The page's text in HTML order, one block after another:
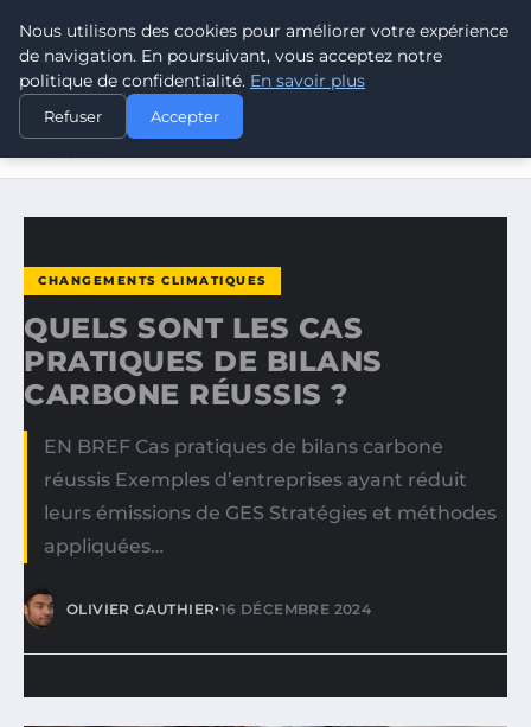
CLIMATE GUARDIAN
ACCUEIL
CHANGEMENTS CLIMATIQUES
QUELS SONT LES CAS PRATIQUES DE BILANS CARBONE
CHANGEMENTS CLIMATIQUES
QUELS SONT LES CAS
PRATIQUES DE BILANS
CARBONE RÉUSSIS ?
EN BREF Cas pratiques de bilans carbone
réussis Exemples d’entreprises ayant réduit
leurs émissions de GES Stratégies et méthodes
appliquées…
OLIVIER GAUTHIER•16 DÉCEMBRE 2024
Nous utilisons des cookies pour améliorer votre expérience
de navigation. En poursuivant, vous acceptez notre
politique de confidentialité. En savoir plus
Refuser Accepter